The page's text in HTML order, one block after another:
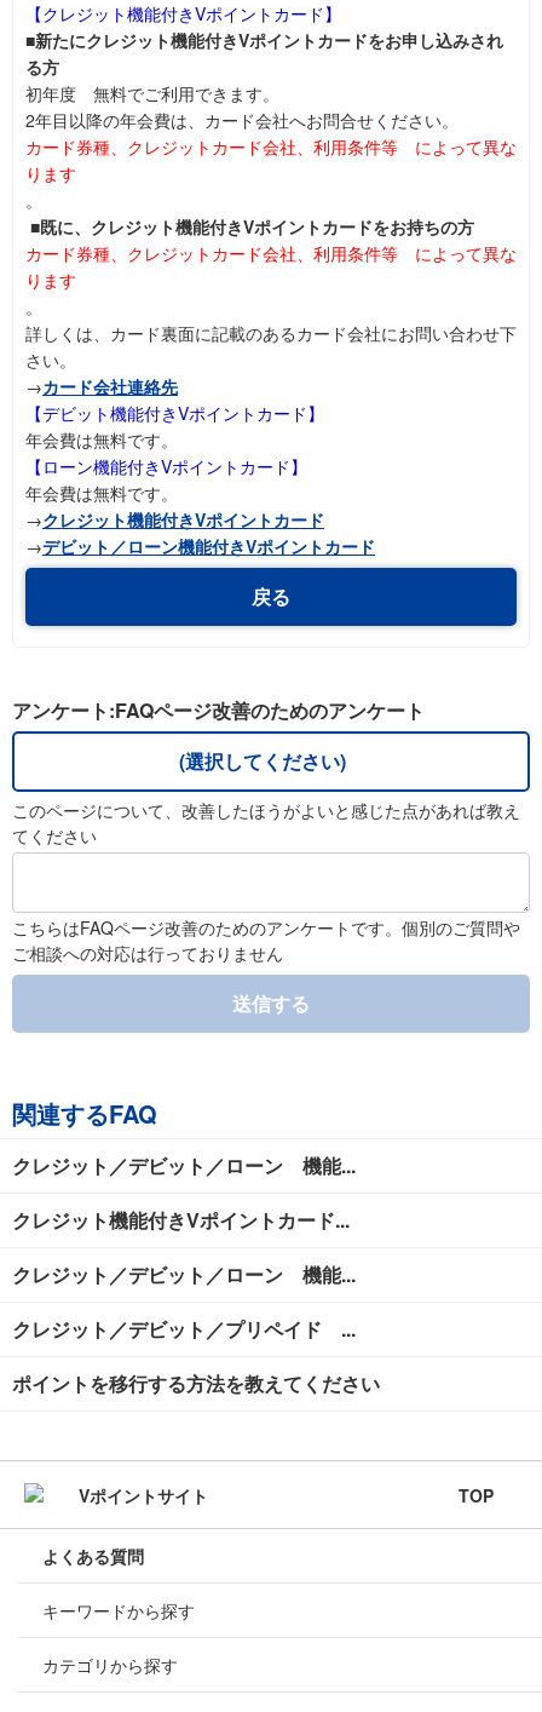
【クレジット機能付きVポイントカード】
■新たにクレジット機能付きVポイントカードをお申し込みされ
る方
初年度 無料でご利用できます。
2年目以降の年会費は、カード会社へお問合せください。
カード券種、クレジットカード会社、利用条件等 によって異な
ります
。
■既に、クレジット機能付きVポイントカードをお持ちの方
カード券種、クレジットカード会社、利用条件等 によって異な
ります
。
詳しくは、カード裏面に記載のあるカード会社にお問い合わせ下
さい。
→カード会社連絡先
【デビット機能付きVポイントカード】
年会費は無料です。
【ローン機能付きVポイントカード】
年会費は無料です。
→クレジット機能付きVポイントカード
→デビット／ローン機能付きVポイントカード
戻る
アンケート:FAQページ改善のためのアンケート
(選択してください)
このページについて、改善したほうがよいと感じた点があれば教え
てください
こちらはFAQページ改善のためのアンケートです。個別のご質問や
ご相談への対応は行っておりません
送信する
関連するFAQ
クレジット／デビット／ローン 機能...
クレジット機能付きVポイントカード...
クレジット／デビット／ローン 機能...
クレジット／デビット／プリペイド ...
ポイントを移行する方法を教えてください
TOP
よくある質問
キーワードから探す
カテゴリから探す